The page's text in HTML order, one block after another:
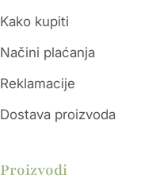
Kako kupiti
Načini plaćanja
Reklamacije
Dostava proizvoda
Proizvodi